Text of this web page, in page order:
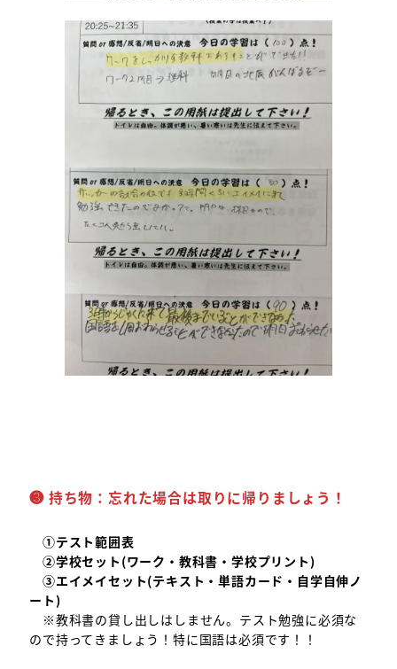
❸ 持ち物 ：忘れた場合は取りに帰りましょう！
①テスト範囲表
②学校セット(ワーク・教科書・学校プリント)
③エイメイセット(テキスト・単語カード・自学自伸ノ
ート)
※教科書の貸し出しはしません。テスト勉強に必須な
ので持ってきましょう！特に国語は必須です！！